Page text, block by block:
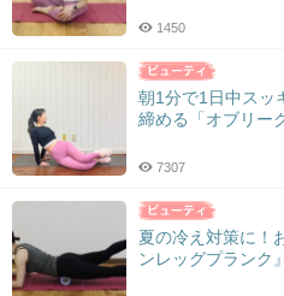
1450
朝1分で1日中スッ
締める「オブリー
7307
夏の冷え対策に！
ンレッグプランク』